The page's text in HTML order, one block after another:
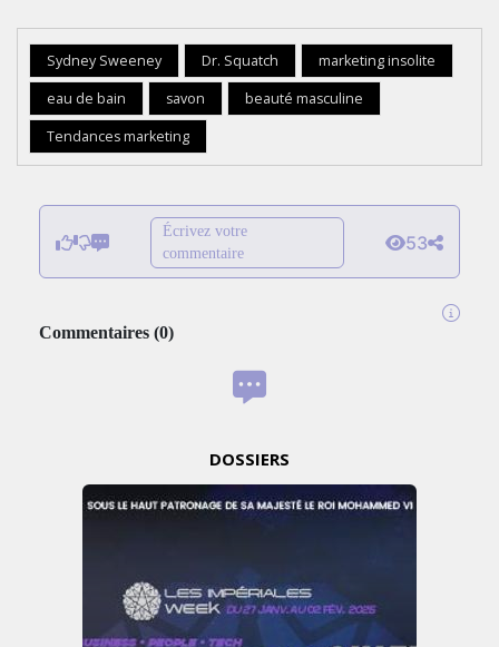
Sydney Sweeney Dr. Squatch
marketing insolite
eau de bain
savon
beauté masculine
Tendances marketing
Écrivez votre
commentaire
53
Commentaires (0)
DOSSIERS